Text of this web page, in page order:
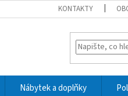
KONTAKTY
Nábytek a doplňky